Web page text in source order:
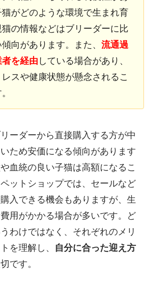
猫がどのような環境で生まれ育
の情報などはブリーダーに比
向があります。また、 流通過
を経由 している場合があり、
スや健康状態が懸念されるこ
ーダーから直接購入する方が中
ため安価になる傾向があります
血統の良い子猫は高額になるこ
ットショップでは、セールなど
入できる機会もありますが、生
用がかかる場合が多いです。ど
わけではなく、それぞれのメリ
を理解し、
自分に合った迎え方
です。